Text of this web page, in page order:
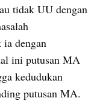
tidak UU dengan
ia dengan
ini putusan MA
kedudukan
putusan MA.